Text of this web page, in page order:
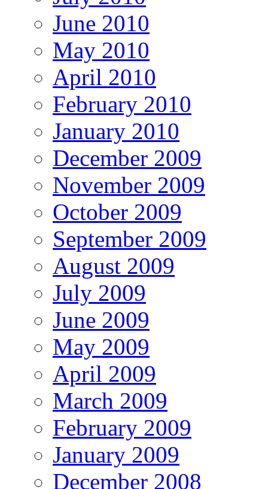
June 2010
May 2010
April 2010
February 2010
January 2010
December 2009
November 2009
October 2009
September 2009
August 2009
July 2009
June 2009
May 2009
April 2009
March 2009
February 2009
January 2009
December 2008